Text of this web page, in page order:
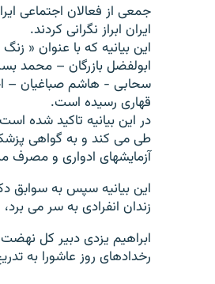
برنامه‌های رادیویی
فرکانس‌ها
چندرسانه‌ای
گزارش‌های تصویری
گزارش‌های ویدئویی
جمعى از فعالان اجتماعى
ايران ابراز نگرانى كردند.
اين بيانيه كه با عنوان «
ابولفضل بازرگان – محمد
سحابى - هاشم صباغيان –
قهارى رسيده است.
در اين بيانيه تاكيد شده
طى مى كند و به گواهى
آزمايشهاى ادوارى و مصرف
اين بيانيه سپس به سوابق
زندان انفرادى به سر مى
رخدادهاى روز عاشورا به